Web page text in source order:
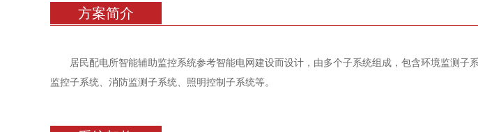
方案简介
居民配电所智能辅助监控系统参考智能电网建设而设计，由多个子系统组成，包含环境监测子
监控子系统、消防监测子系统、照明控制子系统等。